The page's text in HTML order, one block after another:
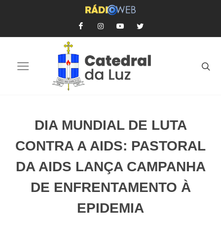
DIA MUNDIAL DE LUTA
CONTRA A AIDS: PASTORAL
DA AIDS LANÇA CAMPANHA
DE ENFRENTAMENTO À
EPIDEMIA